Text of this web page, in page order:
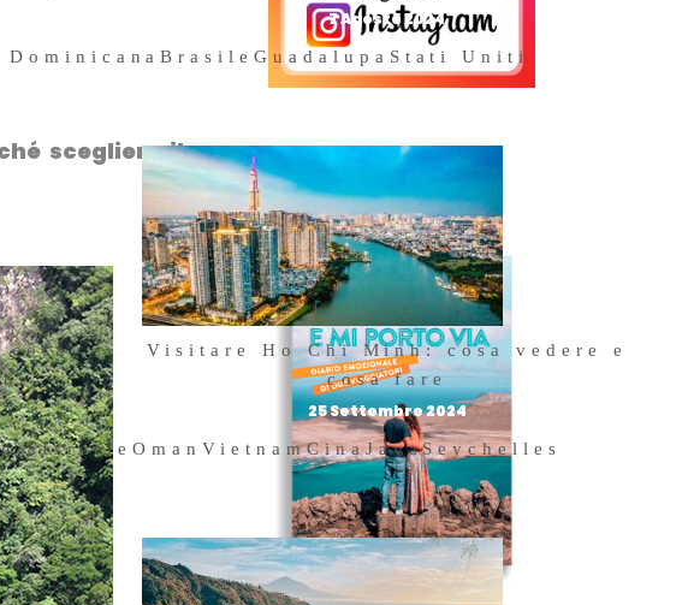
7 Agosto 2024
DominicanaBrasileGuadalupa Stati Uniti
cosa
Visitare Ho Chi Minh: cosa vedere e
cosa fare
25 Settembre 2024
IsraeleOmanVietnamCinaJavaSeychelles
scegliere il
Acquista il
nostro libro